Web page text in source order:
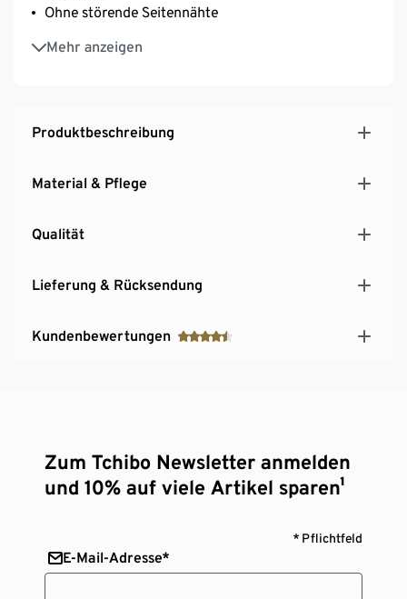
Ohne störende Seitennähte
Mehr anzeigen
Größeneinstrick innen im Bund
Mit Baumwolle
Produktbeschreibung
Material & Pflege
Qualität
Lieferung & Rücksendung
Kundenbewertungen
Zum Tchibo Newsletter anmelden
und 10% auf viele Artikel sparen¹
* Pflichtfeld
E-Mail-Adresse*